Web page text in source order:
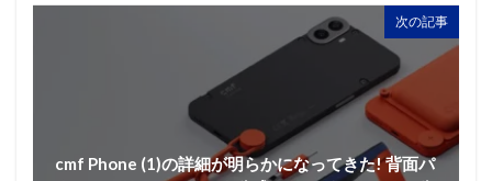
次の記事
cmf Phone (1)の詳細が明らかになってきた! 背面パ